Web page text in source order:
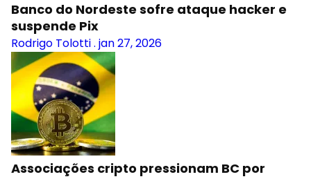
Banco do Nordeste sofre ataque hacker e
suspende Pix
Rodrigo Tolotti. jan 27, 2026
Associações cripto pressionam BC por